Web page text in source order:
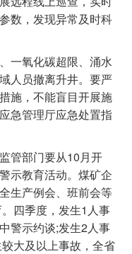
数，发现异常及时科
一氧化碳超限、涌水
人员撤离升井。要严
施，不能盲目开展施
急管理厅应急处置指
管部门要从10月开
示教育活动。煤矿企
生产例会、班前会等
四季度，发生1人事
警示约谈;发生2人事
大及以上事故，全省